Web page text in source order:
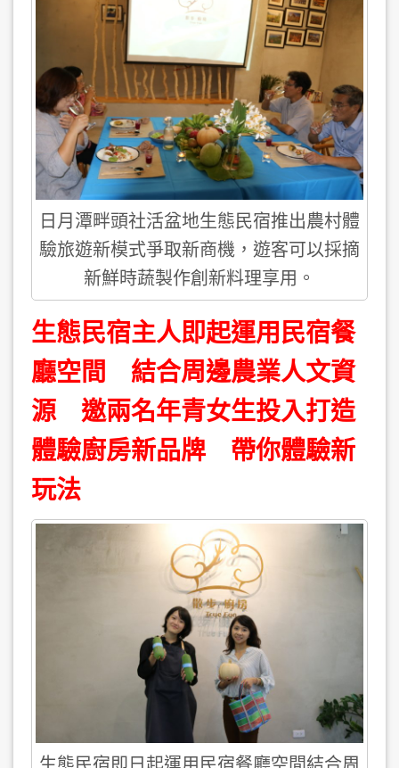
日月潭畔頭社活盆地生態民宿推出農村體
驗旅遊新模式爭取新商機，遊客可以採摘
新鮮時蔬製作創新料理享用。
生態民宿主人即起運用民宿餐
廳空間 結合周邊農業人文資
源 邀兩名年青女生投入打造
體驗廚房新品牌 帶你體驗新
玩法